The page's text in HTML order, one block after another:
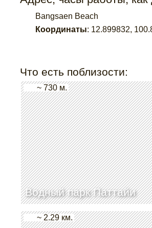
Bangsaen Beach
Координаты: 12.899832,
Что есть поблизости:
Водный парк Паттайи
~ 730 м.
~ 2.29 км.